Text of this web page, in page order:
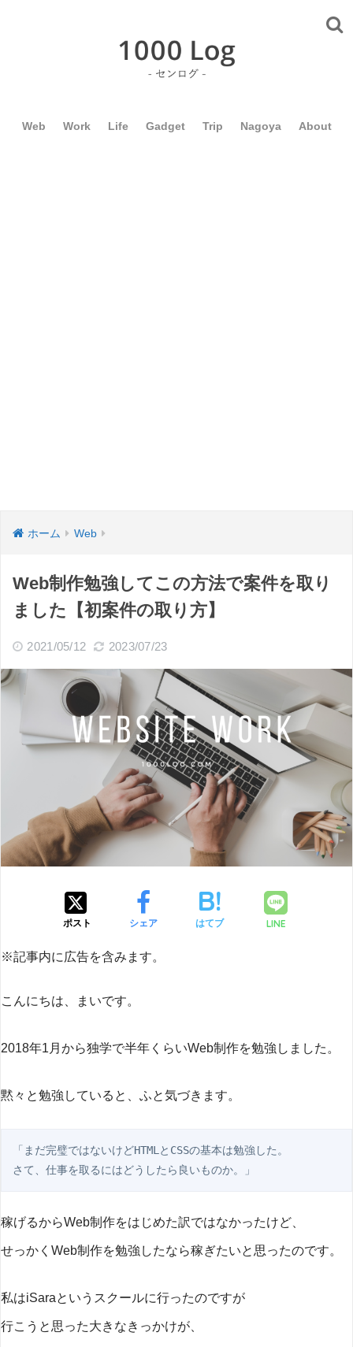
Web Work Life Gadget Trip Nagoya About
ホーム Web
Web制作勉強してこの方法で案件を取り
ました【初案件の取り方】
2021/05/12 2023/07/23
ポスト シェア はてブ LINE
※記事内に広告を含みます。
こんにちは、まいです。
2018年1月から独学で半年くらいWeb制作を勉強しました。
黙々と勉強していると、ふと気づきます。
「まだ完璧ではないけどHTMLとCSSの基本は勉強した。
さて、仕事を取るにはどうしたら良いものか。」
稼げるからWeb制作をはじめた訳ではなかったけど、
せっかくWeb制作を勉強したなら稼ぎたいと思ったのです。
私はiSaraというスクールに行ったのですが
行こうと思った大きなきっかけが、